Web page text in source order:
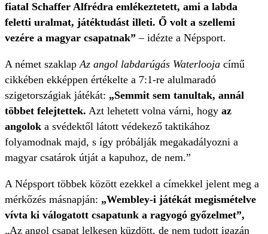
fiatal Schaffer Alfrédra emlékeztetett, ami a labda
feletti uralmat, játéktudást illeti. Ő volt a szellemi
vezére a magyar csapatnak” – idézte a Népsport.
A német szaklapAz angol labdarúgás Waterlooja című
cikkében ekképpen értékelte a 7:1-re alulmaradó
szigetországiak játékát: „Semmit sem tanultak, annál
többet felejtettek. Azt lehetett volna várni, hogy az
angolok a svédektől látott védekező taktikához
folyamodnak majd, s így próbálják megakadályozni a
magyar csatárok útját a kapuhoz, de nem.”
A Népsport többek között ezekkel a címekkel jelent meg a
mérkőzés másnapján: „Wembley-i játékát megismételve
vívta ki válogatott csapatunk a ragyogó győzelmet”,
„Az angol csapat lelkesen küzdött, de nem tudott igazán